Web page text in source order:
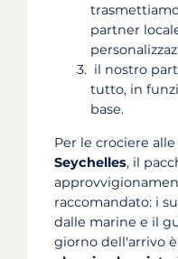
partner
il nostro
tutto, in
base.
Per le crociere alle
Seychelles, il
raccomandato: i
dalle marine e il
giorno dell'arrivo